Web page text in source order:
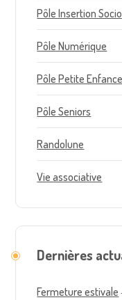
Pôle Insertion
Pôle Numérique
Pôle Petite Enfance
Pôle Seniors
Randolune
Vie associative
Dernières
Fermeture estivale